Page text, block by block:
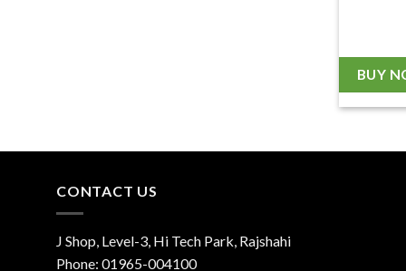
BUY
CONTACT US
J Shop, Level-3, Hi Tech Park, Rajshahi
Phone: 01965-004100